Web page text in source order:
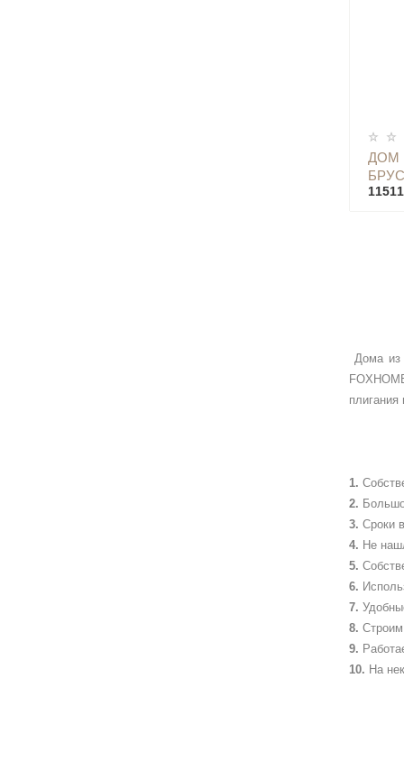
ДОМ
Дома из
Сроки
Не
На